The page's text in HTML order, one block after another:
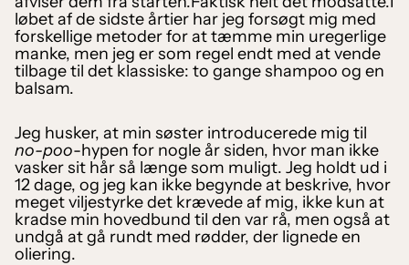
løbet af de sidste årtier har jeg forsøgt mig med
forskellige metoder for at tæmme min uregerlige
manke, men jeg er som regel endt med at vende
tilbage til det klassiske: to gange shampoo og en
balsam.
Jeg husker, at min søster introducerede mig til
no-poo-hypen for nogle år siden, hvor man ikke
vasker sit hår så længe som muligt. Jeg holdt ud i
12 dage, og jeg kan ikke begynde at beskrive, hvor
meget viljestyrke det krævede af mig, ikke kun at
kradse min hovedbund til den var rå, men også at
undgå at gå rundt med rødder, der lignede en
oliering.